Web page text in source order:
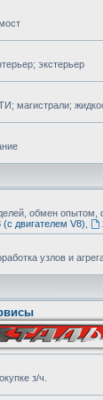
экстерьер
магистрали;
обмен опытом,
двигателем V8)
узлов и
з/ч.